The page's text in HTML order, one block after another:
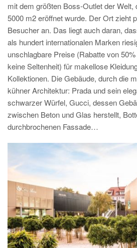
mit dem größten Boss-Outlet der Welt,
5000 m2 eröffnet wurde. Der Ort zieht
Besucher an. Das liegt auch daran,
als hundert internationalen Marken
unschlagbare Preise (Rabatte von
keine Seltenheit) für makellose
Kollektionen. Die Gebäude, durch die
kühner Architektur: Prada und sein
schwarzer Würfel, Gucci, dessen
zwischen Beton und Glas herstellt,
durchbrochenen Fassade…